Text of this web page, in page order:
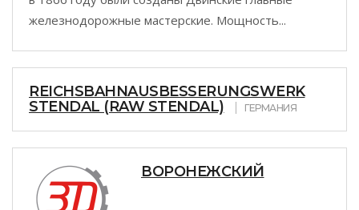
железнодорожные мастерские. Мощность...
REICHSBAHNAUSBESSERUNGSWERK
STENDAL (RAW STENDAL)
ГЕРМАНИЯ
ВОРОНЕЖСКИЙ